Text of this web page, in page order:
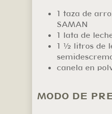
1 taza de
SAMAN
1 lata de
1 ½ litros de
canela en
MODO DE